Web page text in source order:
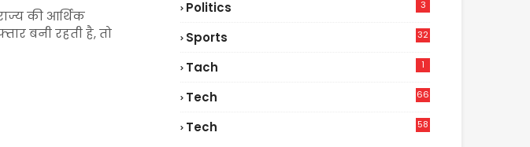
की आर्थिक
बनी रहती है, तो
Politics 3
Sports 32
Tach 1
Tech
66
Tech
58